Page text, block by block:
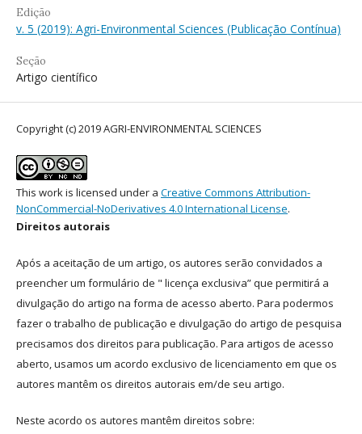
Edição
v. 5 (2019): Agri-Environmental Sciences (Publicação Contínua)
Seção
Artigo científico
Copyright (c) 2019 AGRI-ENVIRONMENTAL SCIENCES
This work is licensed under a Creative Commons Attribution-
NonCommercial-NoDerivatives 4.0 International License.
Direitos autorais
Após a aceitação de um artigo, os autores serão convidados a
preencher um formulário de " licença exclusiva” que permitirá a
divulgação do artigo na forma de acesso aberto. Para podermos
fazer o trabalho de publicação e divulgação do artigo de pesquisa
precisamos dos direitos para publicação. Para artigos de acesso
aberto, usamos um acordo exclusivo de licenciamento em que os
autores mantêm os direitos autorais em/de seu artigo.
Neste acordo os autores mantêm direitos sobre: